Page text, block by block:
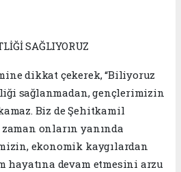
SAĞLIYORUZ
dikkat çekerek, “Biliyoruz
sağlanmadan, gençlerimizin
Biz de Şehitkamil
onların yanında
ekonomik kaygılardan
hayatına devam etmesini arzu